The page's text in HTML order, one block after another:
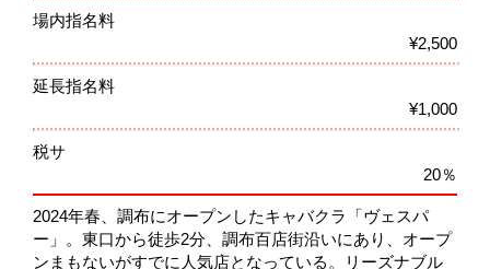
場内指名料
¥2,500
延長指名料
¥1,000
税サ
20％
2024年春、調布にオープンしたキャバクラ「ヴェスパ
ー」。東口から徒歩2分、調布百店街沿いにあり、オープ
ンまもないがすでに人気店となっている。リーズナブル